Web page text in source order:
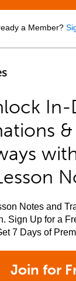
a Member?
In-
Notes and
Sign Up for a
7 Days of
Join for